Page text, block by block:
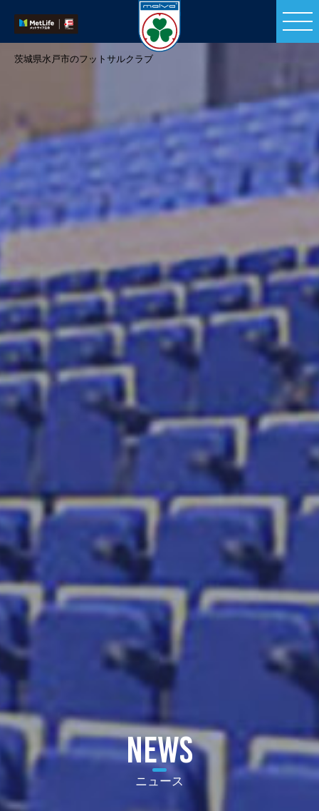
茨城県水戸市のフットサルクラブ
NEWS
ニュース